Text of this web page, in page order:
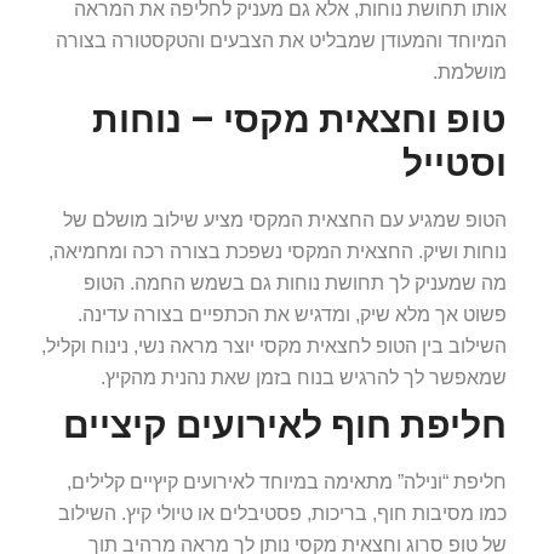
אותו תחושת נוחות, אלא גם מעניק לחליפה את המראה
המיוחד והמעודן שמבליט את הצבעים והטקסטורה בצורה
מושלמת.
טופ וחצאית מקסי – נוחות
וסטייל
הטופ שמגיע עם החצאית המקסי מציע שילוב מושלם של
נוחות ושיק. החצאית המקסי נשפכת בצורה רכה ומחמיאה,
מה שמעניק לך תחושת נוחות גם בשמש החמה. הטופ
פשוט אך מלא שיק, ומדגיש את הכתפיים בצורה עדינה.
השילוב בין הטופ לחצאית מקסי יוצר מראה נשי, נינוח וקליל,
שמאפשר לך להרגיש בנוח בזמן שאת נהנית מהקיץ.
חליפת חוף לאירועים קיציים
חליפת “ונילה” מתאימה במיוחד לאירועים קיץיים קלילים,
כמו מסיבות חוף, בריכות, פסטיבלים או טיולי קיץ. השילוב
של טופ סרוג וחצאית מקסי נותן לך מראה מרהיב תוך